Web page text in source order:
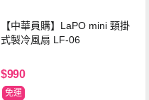
【中華員購】LaPO mini 頸掛
式製冷風扇 LF-06
$990
免運